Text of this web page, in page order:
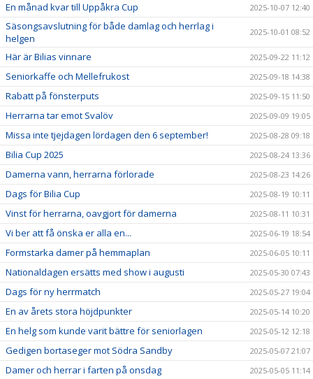
En månad kvar till Uppåkra Cup 2025-10-07 12:40
Säsongsavslutning för både damlag och herrlag i
helgen
2025-10-01 08:52
Här är Bilias vinnare 2025-09-22 11:12
Seniorkaffe och Mellefrukost 2025-09-18 14:38
Rabatt på fönsterputs 2025-09-15 11:50
Herrarna tar emot Svalöv 2025-09-09 19:05
Missa inte tjejdagen lördagen den 6 september! 2025-08-28 09:18
Bilia Cup 2025 2025-08-24 13:36
Damerna vann, herrarna förlorade 2025-08-23 14:26
Dags för Bilia Cup 2025-08-19 10:11
Vinst för herrarna, oavgjort för damerna 2025-08-11 10:31
Vi ber att få önska er alla en... 2025-06-19 18:54
Formstarka damer på hemmaplan 2025-06-05 10:11
Nationaldagen ersätts med show i augusti 2025-05-30 07:43
Dags för ny herrmatch 2025-05-27 19:04
En av årets stora höjdpunkter 2025-05-14 10:20
En helg som kunde varit bättre för seniorlagen 2025-05-12 12:18
Gedigen bortaseger mot Södra Sandby 2025-05-07 21:07
Damer och herrar i farten på onsdag 2025-05-05 11:14